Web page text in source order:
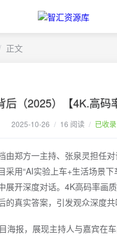
正文
后（2025）【4K.高码
2025-10-26 / 16 阅读 / 已收录
由郑方一主持、张泉灵担任
采用“AI实验上车+生活场景下
展开深度对话。4K高码率画
的真实答案，引发观众深度共